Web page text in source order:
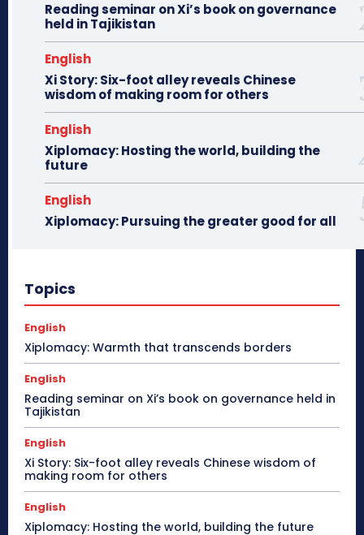
Reading seminar on Xi’s book on governance
held in Tajikistan
English
Xi Story: Six-foot alley reveals Chinese
wisdom of making room for others
English
Xiplomacy: Hosting the world, building the
future
English
Xiplomacy: Pursuing the greater good for all
Topics
English
Xiplomacy: Warmth that transcends borders
English
Reading seminar on Xi’s book on governance held in
Tajikistan
English
Xi Story: Six-foot alley reveals Chinese wisdom of
making room for others
English
Xiplomacy: Hosting the world, building the future